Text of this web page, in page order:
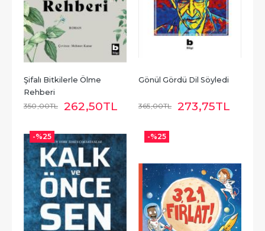
Şifalı Bitkilerle Ölme
Rehberi
350,00TL 262,50TL
Gönül Gördü Dil Söyledi
365,00TL 273,75TL
-%25 -%25